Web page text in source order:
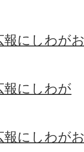
報にしわが
報にしわが
報にしわが